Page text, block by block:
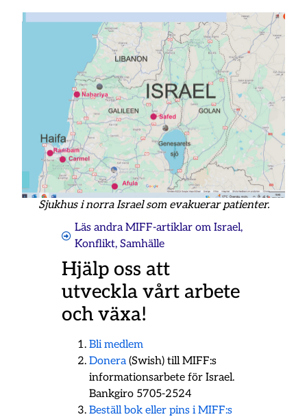
Sjukhus i norra Israel som evakuerar patienter.
Läs andra MIFF-artiklar om Israel,
Konflikt, Samhälle
Hjälp oss att
utveckla vårt arbete
och växa!
Bli medlem
Donera(Swish) till MIFF:s
informationsarbete för Israel.
Bankgiro 5705-2524
Beställ bok eller pins i MIFF:s